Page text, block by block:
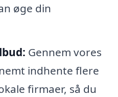
øge din
Gennem vores
indhente flere
firmaer, så du